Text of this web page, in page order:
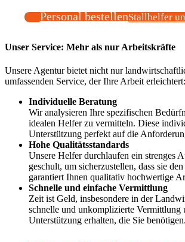
Personal bestellenStallhelfer
Unser Service: Mehr als nur Arbeitskräfte
Unsere Agentur bietet nicht nur
umfassenden Service, der Ihre Arbeit erleichtert:
Individuelle Beratung
Wir analysieren Ihre spezifischen
idealen Helfer zu vermitteln. Diese
Unterstützung perfekt auf die
Hohe Qualitätsstandards
Unsere Helfer durchlaufen ein strenges
geschult, um sicherzustellen, dass sie
garantiert Ihnen qualitativ hochwertige
Schnelle und einfache Vermittlung
Zeit ist Geld, insbesondere in der
schnelle und unkomplizierte Vermittlung
Unterstützung erhalten, die Sie benötigen.